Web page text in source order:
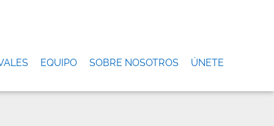
EQUIPO SOBRE NOSOTROS ÚNETE